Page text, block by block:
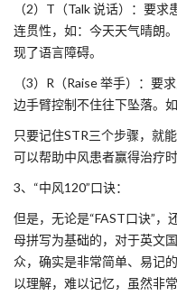
（2）T（Talk 说话）：要
连贯性，如：今天天气晴朗
现了语言障碍。
（3）R（Raise 举手）：要
边手臂控制不住往下坠落。
只要记住STR三个步骤，就
可以帮助中风患者赢得治疗
3、“中风120”口诀：
但是，无论是“FAST口诀”，
母拼写为基础的，对于英文
众，确实是非常简单、易记
以理解，难以记忆，虽然非